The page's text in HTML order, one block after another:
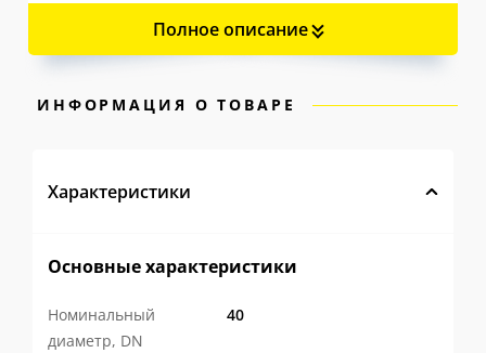
Линейка включает исполнения из различных
параметры давления, температуры и
ЛД:
Полное описание
ИНФОРМАЦИЯ О ТОВАРЕ
Характеристики
Основные характеристики
Номинальный
диаметр, DN
40